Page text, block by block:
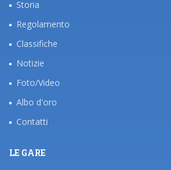
Storia
Regolamento
Classifiche
Notizie
Foto/Video
Albo d'oro
Contatti
LE GARE